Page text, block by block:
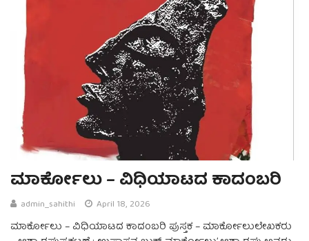
ಮಾರ್ಕೋಲು – ವಿಧಿಯಾಟದ ಕಾದಂಬರಿ
admin_sahithi April 18, 2026
ಮಾರ್ಕೋಲು – ವಿಧಿಯಾಟದ ಕಾದಂಬರಿ ಪುಸ್ತಕ – ಮಾರ್ಕೋಲುಲೇಖಕರು